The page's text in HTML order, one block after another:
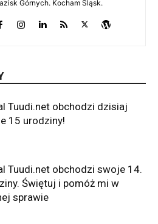
Górnych. Kocham Śląsk.
Tuudi.net obchodzi dzisiaj
15 urodziny!
Tuudi.net obchodzi swoje 14.
Świętuj i pomóż mi w
sprawie